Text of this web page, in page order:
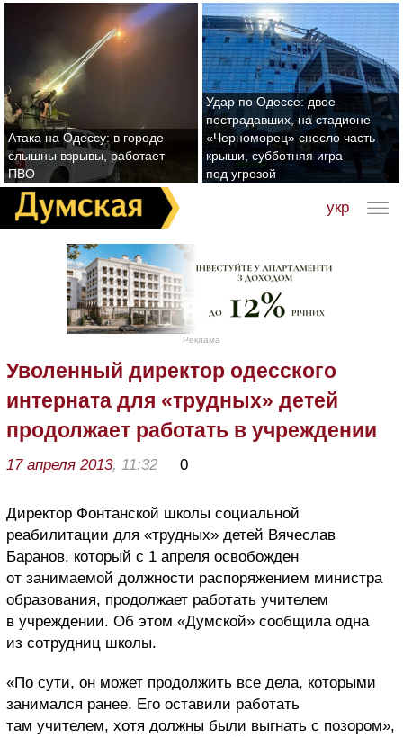
Атака на Одессу: в городе
слышны взрывы, работает
ПВО
Удар по Одессе: двое
пострадавших, на стадионе
«Черноморец» снесло часть
крыши, субботняя игра
под угрозой
укр
Реклама
Уволенный директор одесского
интерната для «трудных» детей
продолжает работать в учреждении
17 апреля 2013, 11:32 0
Директор Фонтанской школы социальной
реабилитации для «трудных» детей Вячеслав
Баранов, который с 1 апреля освобожден
от занимаемой должности распоряжением министра
образования, продолжает работать учителем
в учреждении. Об этом «Думской» сообщила одна
из сотрудниц школы.
«По сути, он может продолжить все дела, которыми
занимался ранее. Его оставили работать
там учителем, хотя должны были выгнать с позором»,